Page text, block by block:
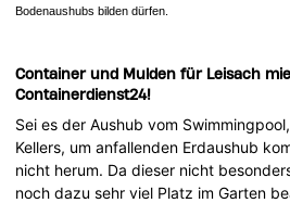
Bodenaushubs bilden dürfen.
Container und Mulden für Leisach
Containerdienst24!
Sei es der Aushub vom
Kellers, um anfallenden Erdaushub
nicht herum. Da dieser nicht
noch dazu sehr viel Platz im Garten